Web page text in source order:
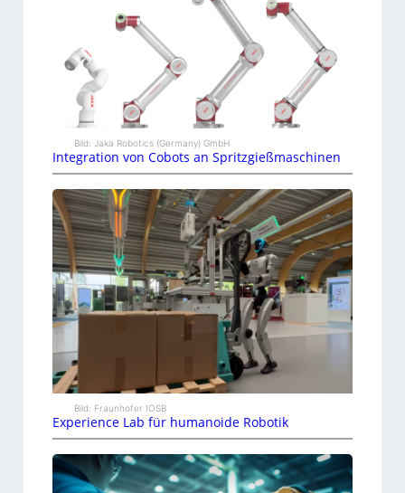
Bild: Jaka Robotics (Germany) GmbH
Integration von Cobots an Spritzgießmaschinen
Bild: Fraunhofer IOSB
Experience Lab für humanoide Robotik